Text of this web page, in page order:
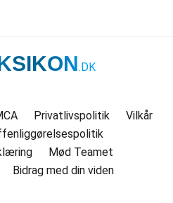
.DK
Privatlivspolitik
Vilkår
Mød Teamet
Bidrag med din viden